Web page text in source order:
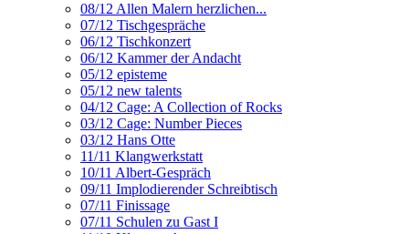
08/12 Allen Malern herzlichen...
07/12 Tischgespräche
06/12 Tischkonzert
06/12 Kammer der Andacht
05/12 episteme
05/12 new talents
04/12 Cage: A Collection of Rocks
03/12 Cage: Number Pieces
03/12 Hans Otte
11/11 Klangwerkstatt
10/11 Albert-Gespräch
09/11 Implodierender Schreibtisch
07/11 Finissage
07/11 Schulen zu Gast I